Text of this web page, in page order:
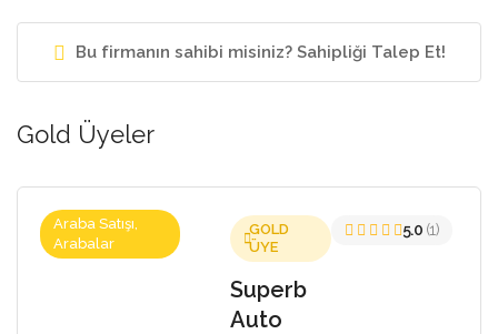
Bu firmanın sahibi misiniz? Sahipliği Talep Et!
Gold Üyeler
Araba Satışı,
Arabalar
GOLD
ÜYE
Superb
Auto
5.0 (1)